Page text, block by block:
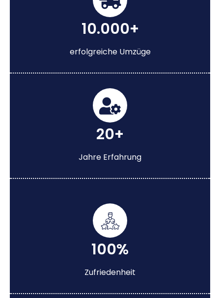
10.000+
erfolgreiche Umzüge
20+
Jahre Erfahrung
100%
Zufriedenheit